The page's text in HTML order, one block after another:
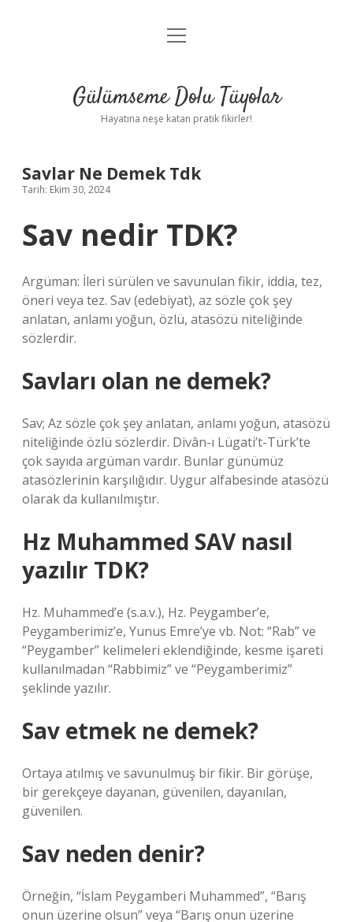
Anasayfa
Yasal Uyarı
menüyü
Gülümseme Dolu Tüyolar
Hayatına neşe katan pratik fikirler!
Savlar Ne Demek Tdk
Tarih: Ekim 30, 2024
Sav nedir TDK?
Argüman: İleri sürülen ve savunulan fikir, iddia, tez,
öneri veya tez. Sav (edebiyat), az sözle çok şey
anlatan, anlamı yoğun, özlü, atasözü niteliğinde
sözlerdir.
Savları olan ne demek?
Sav; Az sözle çok şey anlatan, anlamı yoğun, atasözü
niteliğinde özlü sözlerdir. Divân-ı Lügati’t-Türk’te
çok sayıda argüman vardır. Bunlar günümüz
atasözlerinin karşılığıdır. Uygur alfabesinde atasözü
olarak da kullanılmıştır.
Hz Muhammed SAV nasıl
yazılır TDK?
Hz. Muhammed’e (s.a.v.), Hz. Peygamber’e,
Peygamberimiz’e, Yunus Emre’ye vb. Not: “Rab” ve
“Peygamber” kelimeleri eklendiğinde, kesme işareti
kullanılmadan “Rabbimiz” ve “Peygamberimiz”
şeklinde yazılır.
Sav etmek ne demek?
Ortaya atılmış ve savunulmuş bir fikir. Bir görüşe,
bir gerekçeye dayanan, güvenilen, dayanılan,
güvenilen.
Sav neden denir?
Örneğin, “İslam Peygamberi Muhammed”, “Barış
onun üzerine olsun” veya “Barış onun üzerine